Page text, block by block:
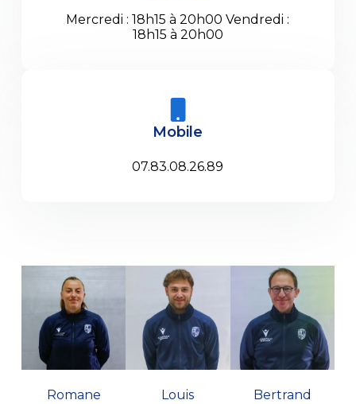
Mercredi : 18h15 à 20h00 Vendredi :
18h15 à 20h00
Mobile
07.83.08.26.89
Romane
Louis
Bertrand